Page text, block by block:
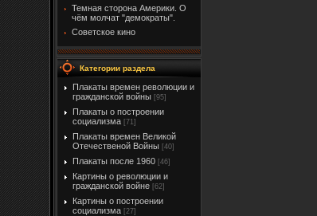
Темная сторона Америки. О
чём молчат "демократы".
Советское кино
Категории раздела
Плакаты времен революции и
гражданской войны [95]
Плакаты о построении
социализма [71]
Плакаты времен Великой
Отечественой Войны [40]
Плакаты после 1960 [46]
Картины о революции и
гражданской войне [62]
Картины о построении
социализма [27]